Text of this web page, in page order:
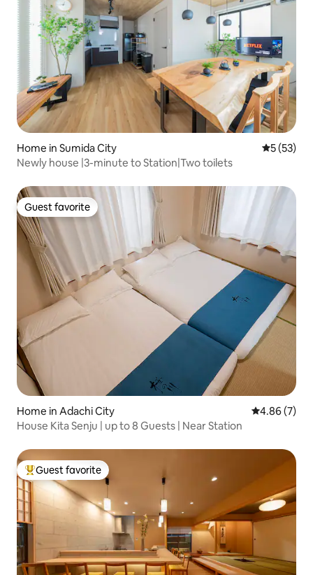
Home in Sumida City 5 out of 5
5 (53)
Newly house |3-minute to Station|Two toilets
Guest favorite
Guest favorite
Home in Adachi City 4.86 out of
4.86 (7)
House Kita Senju | up to 8 Guests | Near Station
Top guest favorite
Guest favorite